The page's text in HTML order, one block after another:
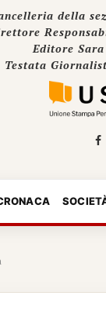
della
Editore
Testata